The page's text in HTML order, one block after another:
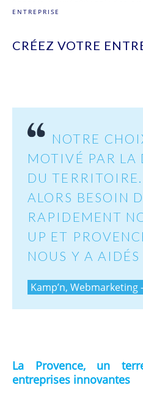
ENTREPRISE
CRÉEZ VOTRE
NOTRE
MOTIVÉ PAR LA
DU
ALORS BESOIN
RAPIDEMENT
UP ET
NOUS Y A AIDÉS
Kamp’n, Webmarketing
La Provence, un
entreprises innovantes